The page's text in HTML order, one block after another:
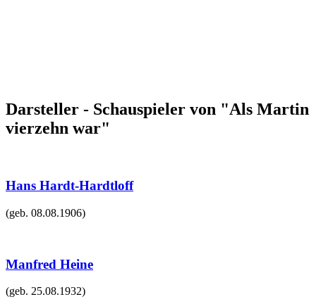
Darsteller - Schauspieler von "Als Martin
vierzehn war"
Hans Hardt-Hardtloff
(geb. 08.08.1906)
Manfred Heine
(geb. 25.08.1932)